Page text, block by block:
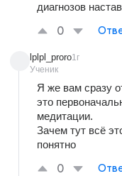
диагнозов
0
lplpl_proro
Ученик
1г
Я же вам сразу
это
медитации.
Зачем тут всё
понятно
0